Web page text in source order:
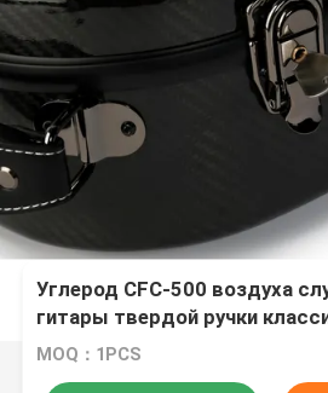
Углерод CFC-500 воздуха
гитары твердой ручки
MOQ：1PCS